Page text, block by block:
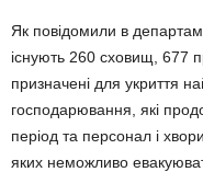
Як повідомили в
існують 260 сховищ, 677
призначені для укриття
господарювання, які
період та персонал і
яких неможливо